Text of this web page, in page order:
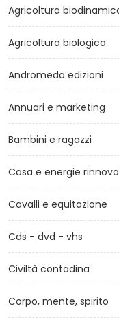
Agricoltura
Agricoltura biologica
Andromeda edizioni
Annuari e marketing
Bambini e ragazzi
Casa e energie
Cavalli e equitazione
Cds - dvd - vhs
Civiltà contadina
Corpo, mente, spirito